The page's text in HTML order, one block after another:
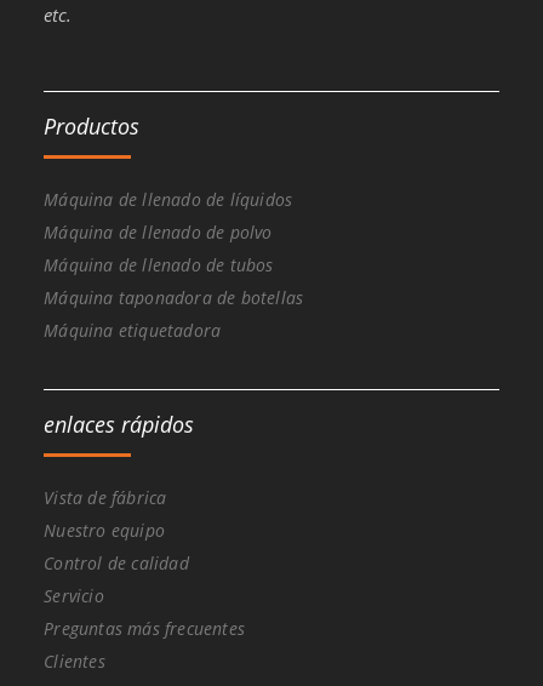
etc.
Productos
Máquina de llenado de líquidos
Máquina de llenado de polvo
Máquina de llenado de tubos
Máquina taponadora de botellas
Máquina etiquetadora
enlaces rápidos
Vista de fábrica
Nuestro equipo
Control de calidad
Servicio
Preguntas más frecuentes
Clientes